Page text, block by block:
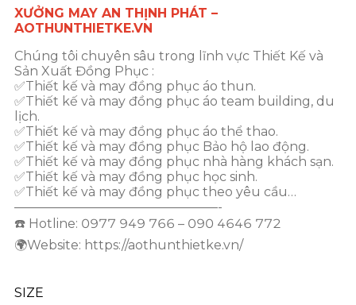
XƯỞNG MAY AN THỊNH PHÁT –
AOTHUNTHIETKE.VN
Chúng tôi chuyên sâu trong lĩnh vực Thiết Kế và
Sản Xuất Đồng Phục :
✅Thiết kế và may đồng phục áo thun.
✅Thiết kế và may đồng phục áo team building, du
lịch.
✅Thiết kế và may đồng phục áo thể thao.
✅Thiết kế và may đồng phục Bảo hộ lao động.
✅Thiết kế và may đồng phục nhà hàng khách sạn.
✅Thiết kế và may đồng phục học sinh.
✅Thiết kế và may đồng phục theo yêu cầu…
————————————————-
☎️ Hotline: 0977 949 766 – 090 4646 772
🌍Website: https://aothunthietke.vn/
SIZE